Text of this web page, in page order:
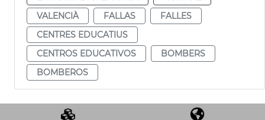
VALENCIÀ
FALLAS
FALLES
CENTRES EDUCATIUS
CENTROS EDUCATIVOS
BOMBERS
BOMBEROS